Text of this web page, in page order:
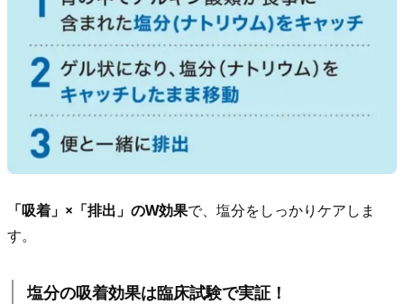
ー
ス
「吸着」×「排出」のW効果で、塩分をしっかりケアしま
す。
塩分の吸着効果は臨床試験で実証！